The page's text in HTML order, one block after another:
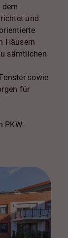
dem
und
Häusern
sämtlichen
sowie
für
PKW-